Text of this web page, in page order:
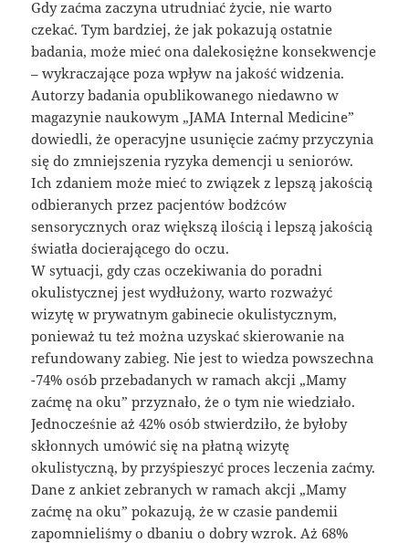
Gdy zaćma zaczyna utrudniać życie, nie warto
czekać. Tym bardziej, że jak pokazują ostatnie
badania, może mieć ona dalekosiężne konsekwencje
– wykraczające poza wpływ na jakość widzenia.
Autorzy badania opublikowanego niedawno w
magazynie naukowym „JAMA Internal Medicine”
dowiedli, że operacyjne usunięcie zaćmy przyczynia
się do zmniejszenia ryzyka demencji u seniorów.
Ich zdaniem może mieć to związek z lepszą jakością
odbieranych przez pacjentów bodźców
sensorycznych oraz większą ilością i lepszą jakością
światła docierającego do oczu.
W sytuacji, gdy czas oczekiwania do poradni
okulistycznej jest wydłużony, warto rozważyć
wizytę w prywatnym gabinecie okulistycznym,
ponieważ tu też można uzyskać skierowanie na
refundowany zabieg. Nie jest to wiedza powszechna
-74% osób przebadanych w ramach akcji „Mamy
zaćmę na oku” przyznało, że o tym nie wiedziało.
Jednocześnie aż 42% osób stwierdziło, że byłoby
skłonnych umówić się na płatną wizytę
okulistyczną, by przyśpieszyć proces leczenia zaćmy.
Dane z ankiet zebranych w ramach akcji „Mamy
zaćmę na oku” pokazują, że w czasie pandemii
zapomnieliśmy o dbaniu o dobry wzrok. Aż 68%